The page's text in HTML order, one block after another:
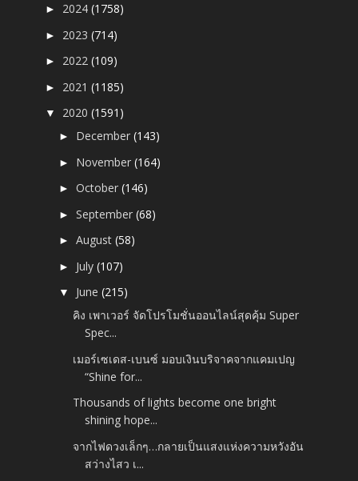
► 2024(1758)
► 2023(714)
► 2022(109)
► 2021(1185)
▼ 2020(1591)
► December(143)
► November(164)
►October(146)
►September(68)
►August(58)
► July(107)
▼ June(215)
คิง เพาเวอร์ จัดโปรโมชั่นออนไลน์สุดคุ้ม Super
Spec...
เมอร์เซเดส-เบนซ์ มอบเงินบริจาคจากแคมเปญ
“Shine for...
Thousands of lights become one bright
shining hope...
จากไฟดวงเล็กๆ…กลายเป็นแสงแห่งความหวังอัน
สว่างไสว เ...